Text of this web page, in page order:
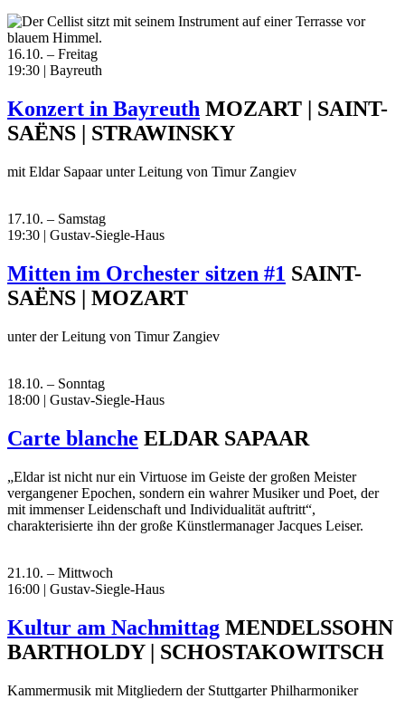
16.10. – Freitag
19:30 | Bayreuth
Konzert in Bayreuth MOZART | SAINT-
SAËNS | STRAWINSKY
mit Eldar Sapaar unter Leitung von Timur Zangiev
17.10. – Samstag
19:30 | Gustav-Siegle-Haus
Mitten im Orchester sitzen #1 SAINT-
SAËNS | MOZART
unter der Leitung von Timur Zangiev
18.10. – Sonntag
18:00 | Gustav-Siegle-Haus
Carte blanche ELDAR SAPAAR
„Eldar ist nicht nur ein Virtuose im Geiste der großen Meister
vergangener Epochen, sondern ein wahrer Musiker und Poet, der
mit immenser Leidenschaft und Individualität auftritt“,
charakterisierte ihn der große Künstlermanager Jacques Leiser.
21.10. – Mittwoch
16:00 | Gustav-Siegle-Haus
Kultur am Nachmittag MENDELSSOHN
BARTHOLDY | SCHOSTAKOWITSCH
Kammermusik mit Mitgliedern der Stuttgarter Philharmoniker